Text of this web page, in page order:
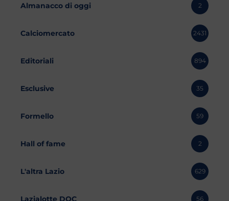
Almanacco di oggi 2
Calciomercato 2431
Editoriali 894
Esclusive 35
Formello 59
Hall of fame 2
L'altra Lazio 629
Lazialotte DOC 56